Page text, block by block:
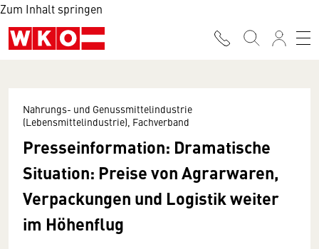
Zum Inhalt springen
Nahrungs- und Genussmittelindustrie
(Lebensmittelindustrie), Fachverband
Presseinformation: Dramatische
Situation: Preise von Agrarwaren,
Verpackungen und Logistik weiter
im Höhenflug